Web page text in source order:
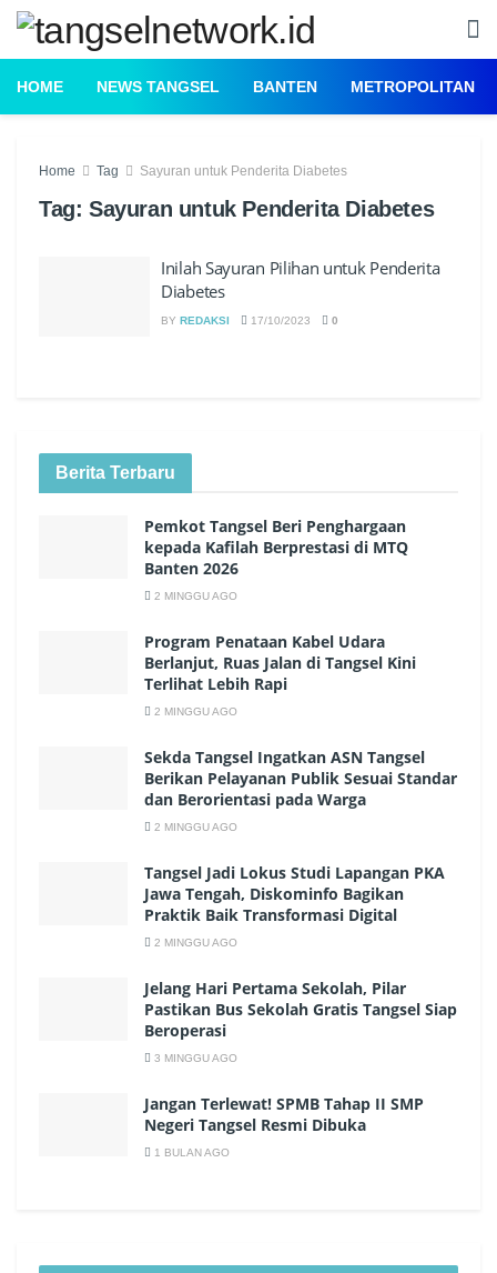
HOME NEWS TANGSEL BANTEN METROPOLITAN
Home Tag Sayuran untuk Penderita Diabetes
Tag: Sayuran untuk Penderita Diabetes
Inilah Sayuran Pilihan untuk Penderita
Diabetes
BY REDAKSI 17/10/2023 0
Berita Terbaru
Pemkot Tangsel Beri Penghargaan
kepada Kafilah Berprestasi di MTQ
Banten 2026
2 MINGGU AGO
Program Penataan Kabel Udara
Berlanjut, Ruas Jalan di Tangsel Kini
Terlihat Lebih Rapi
2 MINGGU AGO
Sekda Tangsel Ingatkan ASN Tangsel
Berikan Pelayanan Publik Sesuai Standar
dan Berorientasi pada Warga
2 MINGGU AGO
Tangsel Jadi Lokus Studi Lapangan PKA
Jawa Tengah, Diskominfo Bagikan
Praktik Baik Transformasi Digital
2 MINGGU AGO
Jelang Hari Pertama Sekolah, Pilar
Pastikan Bus Sekolah Gratis Tangsel Siap
Beroperasi
3 MINGGU AGO
Jangan Terlewat! SPMB Tahap II SMP
Negeri Tangsel Resmi Dibuka
1 BULAN AGO